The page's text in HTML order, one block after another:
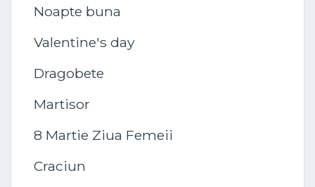
Noapte buna
Valentine's day
Dragobete
Martisor
8 Martie Ziua Femeii
Craciun